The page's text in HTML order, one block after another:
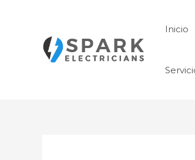
Inicio